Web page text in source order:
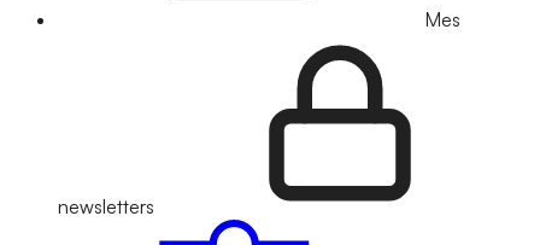
Mes
newsletters